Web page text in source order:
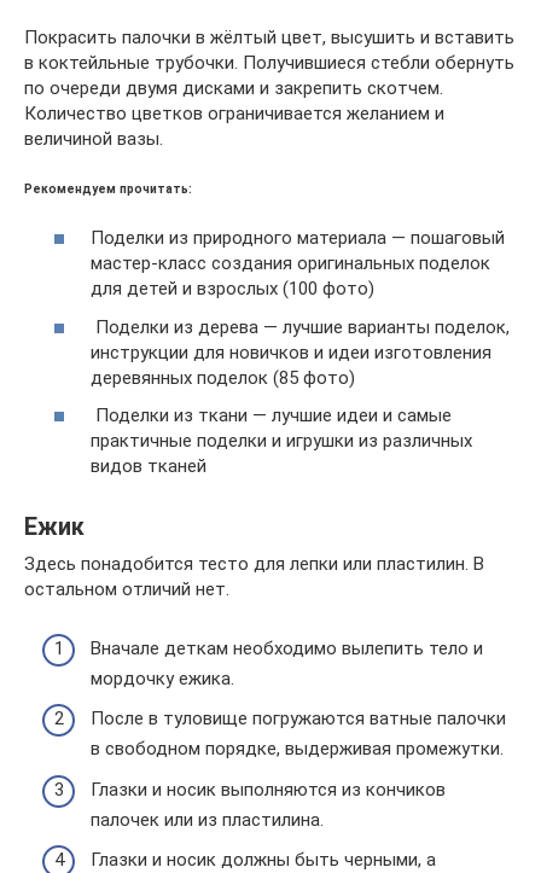
Покрасить палочки в жёлтый цвет, высушить и вставить
в коктейльные трубочки. Получившиеся стебли обернуть
по очереди двумя дисками и закрепить скотчем.
Количество цветков ограничивается желанием и
величиной вазы.
Рекомендуем прочитать:
Поделки из природного материала — пошаговый
мастер-класс создания оригинальных поделок
для детей и взрослых (100 фото)
Поделки из дерева — лучшие варианты поделок,
инструкции для новичков и идеи изготовления
деревянных поделок (85 фото)
Поделки из ткани — лучшие идеи и самые
практичные поделки и игрушки из различных
видов тканей
Ежик
Здесь понадобится тесто для лепки или пластилин. В
остальном отличий нет.
Вначале деткам необходимо вылепить тело и
мордочку ежика.
После в туловище погружаются ватные палочки
в свободном порядке, выдерживая промежутки.
Глазки и носик выполняются из кончиков
палочек или из пластилина.
Глазки и носик должны быть черными, а